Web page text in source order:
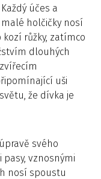
účes a
holčičky nosí
růžky, zatímco
dlouhých
uši
že dívka je
svého
pasy, vznosnými
nosí spoustu